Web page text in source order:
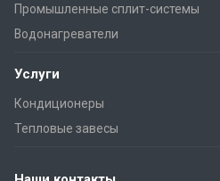
Промышленные сплит-системы
Водонагреватели
Услуги
Кондиционеры
Тепловые завесы